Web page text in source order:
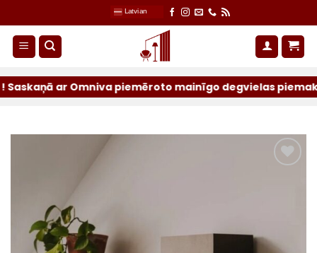
to
content
Latvian
ar Omniva piemēroto mainīgo degvielas piemaksu